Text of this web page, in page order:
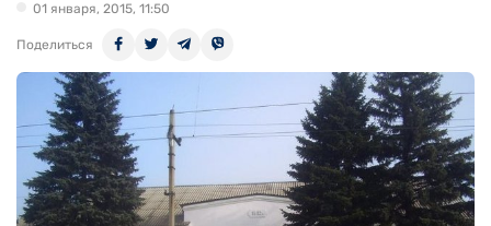
01 января, 2015, 11:50
Поделиться